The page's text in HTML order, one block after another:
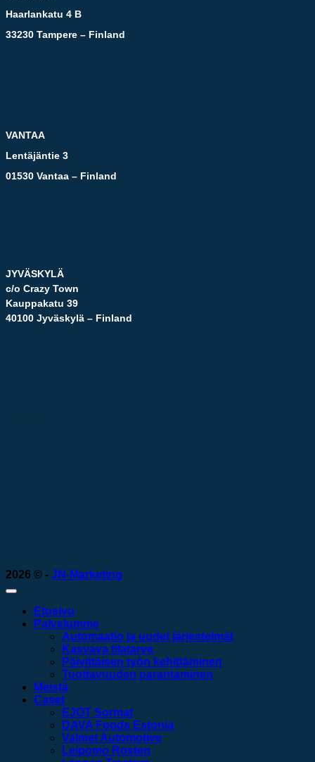
Haarlankatu 4 B
33230 Tampere – Finland
VANTAA
Lentäjäntie 3
01530 Vantaa – Finland
JYVÄSKYLÄ
c/o Crazy Town
Kauppakatu 39
40100 Jyväskylä – Finland
2026 © - JN-Marketing
Etusivu
Palvelumme
Automaatio ja uudet järjestelmät
Kasvava tilatarve
Päivittäisen työn kehittäminen
Tuottavuuden parantaminen
Meistä
Caset
EJOT Sormat
DAVA Foods Estonia
Valmet Automotive
Leipomo Rosten